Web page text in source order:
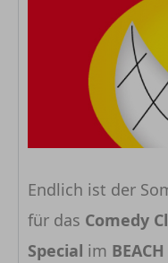
Endlich ist der
für das Comedy
Special im